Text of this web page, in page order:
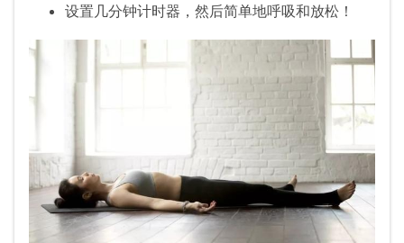
设置几分钟计时器，然后简单地呼吸和放松！